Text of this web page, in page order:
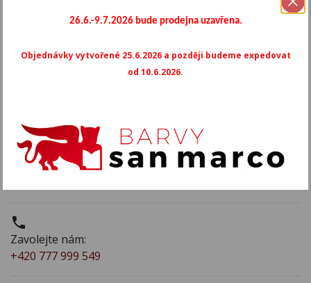
Barvy San Marco
Heršpická 11e
639 00 Brno (areál H-park)

Zavolejte nám:
+420 777 999 549
26.6.-9.7.2026 bude prodejna uzavřena.
Objednávky vytvořené 25.6.2026 a později budeme expedovat
od 10.6.2026.